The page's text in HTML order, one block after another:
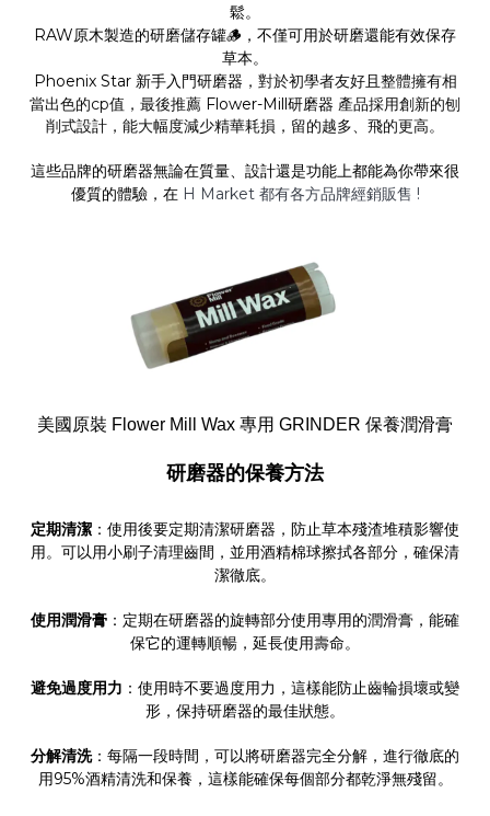
鬆。
RAW原木製造的研磨儲存罐🪵，不僅可用於研磨還能有效保存
草本。
Phoenix Star 新手入門研磨器 ，對於初學者友好且整體擁有相
當出色的cp值，最後推薦 Flower-Mill研磨器 產品採用創新的刨
削式設計，能大幅度減少精華耗損，留的越多、飛的更高。
這些品牌的研磨器無論在質量、設計還是功能上都能為你帶來很
優質的體驗，在 H Market 都有各方品牌經銷販售 !
美國原裝 Flower Mill Wax 專用 GRINDER 保養潤滑膏
研磨器的保養方法
定期清潔 ：使用後要定期清潔研磨器，防止草本殘渣堆積影響使
用。可以用小刷子清理齒間，並用酒精棉球擦拭各部分，確保清
潔徹底。
使用潤滑膏 ：定期在研磨器的旋轉部分使用專用的潤滑膏，能確
保它的運轉順暢，延長使用壽命。
避免過度用力 ：使用時不要過度用力，這樣能防止齒輪損壞或變
形，保持研磨器的最佳狀態。
分解清洗：每隔一段時間，可以將研磨器完全分解，進行徹底的
用95%酒精清洗和保養，這樣能確保每個部分都乾淨無殘留。